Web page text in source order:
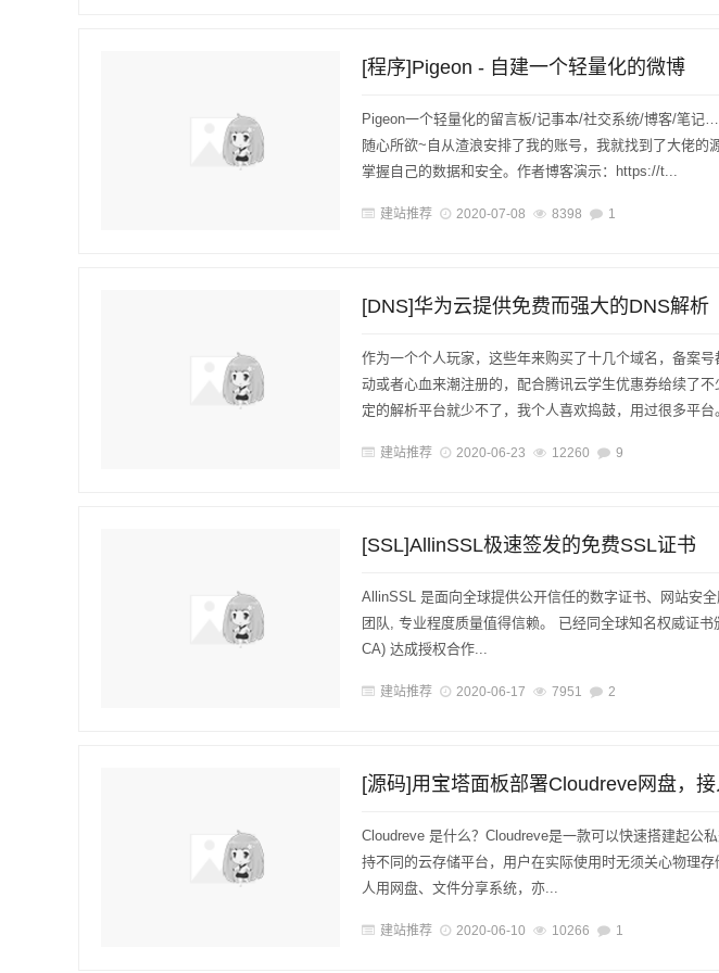
[程序]Pigeon - 自建一个轻量化的微博
Pigeon一个轻量化的留言板/记事本/社交系统/博客/笔
随心所欲~自从渣浪安排了我的账号，我就找到了大佬的
掌握自己的数据和安全。作者博客演示：https://t...
建站推荐 2020-07-08 8398 1
[DNS]华为云提供免费而强大的DNS解析
作为一个个人玩家，这些年来购买了十几个域名，备案
动或者心血来潮注册的，配合腾讯云学生优惠券给续了
定的解析平台就少不了，我个人喜欢捣鼓，用过很多平
建站推荐 2020-06-23 12260 9
[SSL]AllinSSL极速签发的免费SSL证书
AllinSSL 是面向全球提供公开信任的数字证书、网站安
团队, 专业程度质量值得信赖。 已经同全球知名权威证
CA) 达成授权合作...
建站推荐 2020-06-17 7951 2
[源码]用宝塔面板部署Cloudreve网盘，
Cloudreve 是什么？Cloudreve是一款可以快速搭建起公
持不同的云存储平台，用户在实际使用时无须关心物理
人用网盘、文件分享系统，亦...
建站推荐 2020-06-10 10266 1